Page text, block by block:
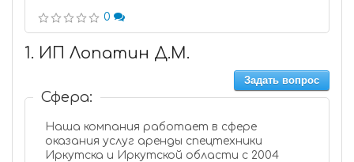
0
1. ИП Лопатин Д.М.
Задать вопрос
Сфера:
Наша компания работает в сфере
оказания услуг аренды спецтехники
Иркутска и Иркутской области с 2004